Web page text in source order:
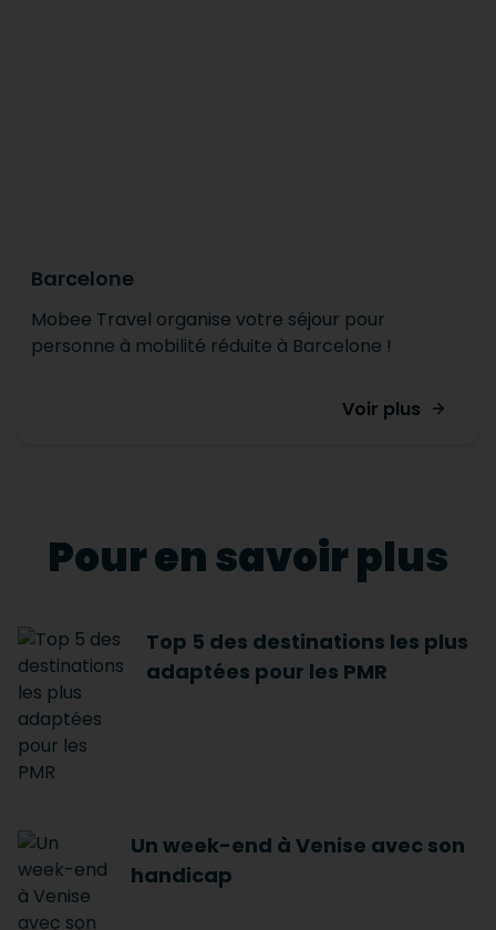
Barcelone
Mobee Travel organise votre séjour pour
personne à mobilité réduite à Barcelone !
Voir plus
Pour en savoir plus
Top 5 des destinations les plus
adaptées pour les PMR
Un week-end à Venise avec son
handicap